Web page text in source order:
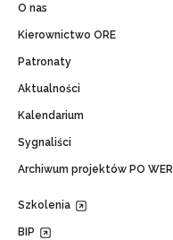
O nas
Kierownictwo ORE
Patronaty
Aktualności
Kalendarium
Sygnaliści
Archiwum projektów PO WER
Szkolenia
BIP